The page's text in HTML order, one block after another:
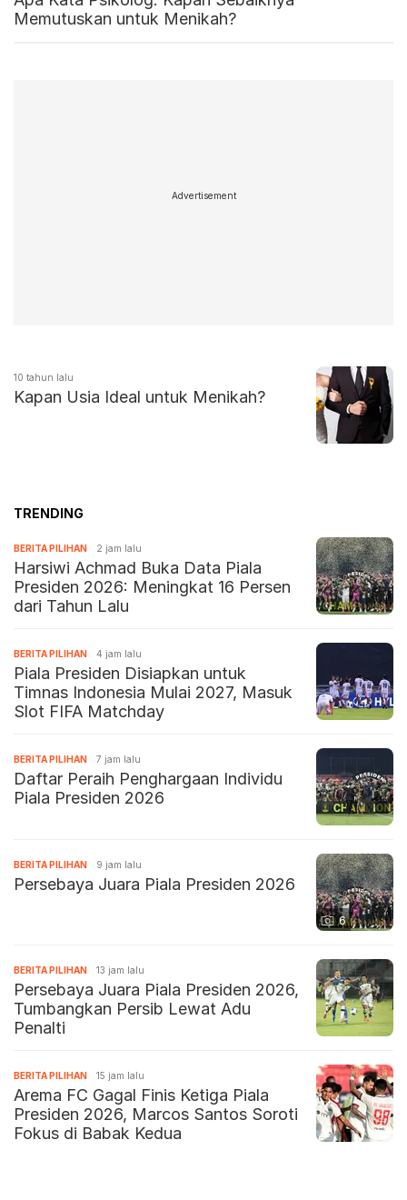
Memutuskan untuk Menikah?
Advertisement
10 tahun lalu
Kapan Usia Ideal untuk Menikah?
TRENDING
BERITA PILIHAN 2 jam lalu
Harsiwi Achmad Buka Data Piala
Presiden 2026: Meningkat 16 Persen
dari Tahun Lalu
BERITA PILIHAN 4 jam lalu
Piala Presiden Disiapkan untuk
Timnas Indonesia Mulai 2027, Masuk
Slot FIFA Matchday
BERITA PILIHAN 7 jam lalu
Daftar Peraih Penghargaan Individu
Piala Presiden 2026
6
BERITA PILIHAN 9 jam lalu
Persebaya Juara Piala Presiden 2026
BERITA PILIHAN 13 jam lalu
Persebaya Juara Piala Presiden 2026,
Tumbangkan Persib Lewat Adu
Penalti
BERITA PILIHAN 15 jam lalu
Arema FC Gagal Finis Ketiga Piala
Presiden 2026, Marcos Santos Soroti
Fokus di Babak Kedua